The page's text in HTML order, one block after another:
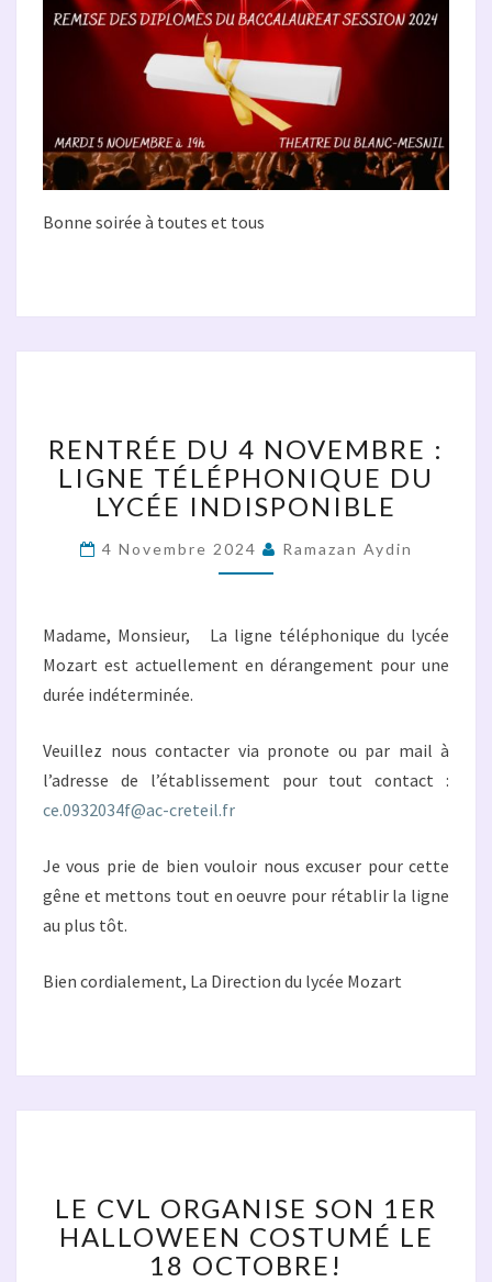
Bonne soirée à toutes et tous
NOVEMBRE
:
LIGNE
DU
LYCÉE
RENTRÉE DU 4 NOVEMBRE :
LIGNE TÉLÉPHONIQUE DU
LYCÉE INDISPONIBLE
4 Novembre 2024 Ramazan Aydin
Madame, Monsieur, La ligne téléphonique du lycée
Mozart est actuellement en dérangement pour une
durée indéterminée.
Veuillez nous contacter via pronote ou par mail à
l’adresse de l’établissement pour tout contact :
ce.0932034f@ac-creteil.fr
Je vous prie de bien vouloir nous excuser pour cette
gêne et mettons tout en oeuvre pour rétablir la ligne
au plus tôt.
Bien cordialement, La Direction du lycée Mozart
SON
1ER
HALLOWEEN
LE CVL ORGANISE SON 1ER
HALLOWEEN COSTUMÉ LE
18 OCTOBRE!